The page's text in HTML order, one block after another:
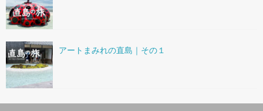
アートまみれの直島｜その１